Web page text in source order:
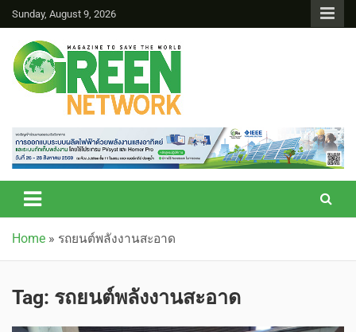
Sunday, August 9, 2026
Green Network
Home » รถยนต์พลังงานสะอาด
Tag: รถยนต์พลังงานสะอาด